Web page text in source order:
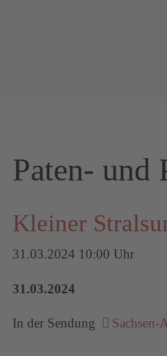
Paten- und
Kleiner
31.03.2024 10:00 Uhr
31.03.2024
In der Sendung Sachsen-